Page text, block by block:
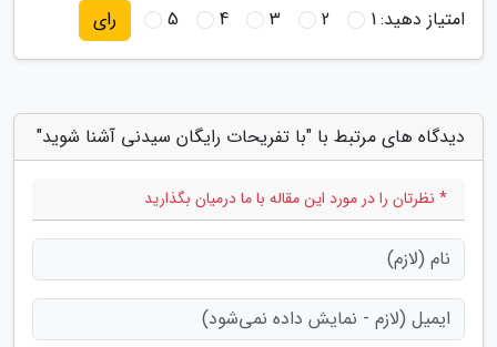
امتیاز دهید:1
2
3
4
5 رای
دیدگاه های مرتبط با "با تفریحات رایگان سیدنی آشنا شوید"
* نظرتان را در مورد این مقاله با ما درمیان بگذارید